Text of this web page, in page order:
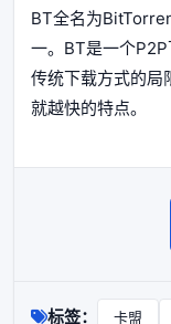
BT全名为
一。BT是一个
传统下载方式的局
就越快的特点。
标签： 卡盟